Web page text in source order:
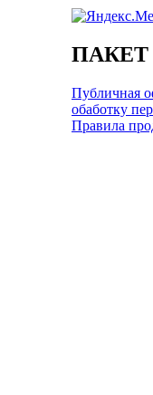
Публичная
обаботку
Правила